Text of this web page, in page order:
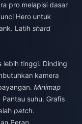
pro melapisi dasar
Hero untuk
Latih shard
lebih tinggi. Dinding
kamera
Minimap
suhu. Grafis
patch.
Peran